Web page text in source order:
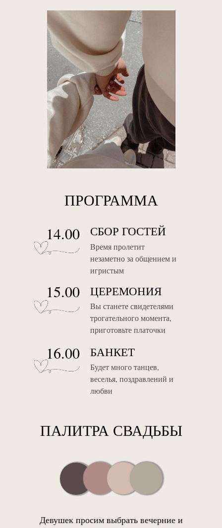
16.00
15.00
14.00
Вы станете свидетелями
трогательного момента,
приготовьте платочки
Будет много танцев,
веселья, поздравлений и
любви
БАНКЕТ
ЦЕРЕМОНИЯ
Время пролетит
незаметно за общением и
игристым
СБОР ГОСТЕЙ
ПРОГРАММА
ПАЛИТРА СВАДЬБЫ
Девушек просим выбрать вечерние и